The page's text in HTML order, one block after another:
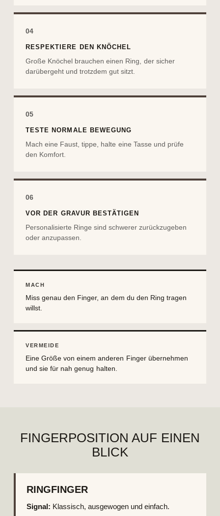
04
RESPEKTIERE DEN KNÖCHEL
Große Knöchel brauchen einen Ring, der sicher
darübergeht und trotzdem gut sitzt.
05
TESTE NORMALE BEWEGUNG
Mach eine Faust, tippe, halte eine Tasse und prüfe
den Komfort.
06
VOR DER GRAVUR BESTÄTIGEN
Personalisierte Ringe sind schwerer zurückzugeben
oder anzupassen.
MACH
Miss genau den Finger, an dem du den Ring tragen
willst.
VERMEIDE
Eine Größe von einem anderen Finger übernehmen
und sie für nah genug halten.
FINGERPOSITION AUF EINEN
BLICK
RINGFINGER
Signal: Klassisch, ausgewogen und einfach.